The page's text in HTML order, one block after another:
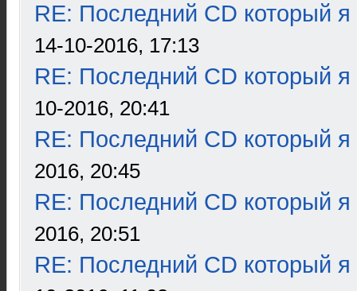
RE: Последний CD который я
14-10-2016, 17:13
RE: Последний CD который я
10-2016, 20:41
RE: Последний CD который я
2016, 20:45
RE: Последний CD который я
2016, 20:51
RE: Последний CD который я